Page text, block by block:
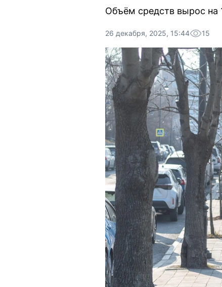
Объём средств вырос на
26 декабря, 2025, 15:44 15